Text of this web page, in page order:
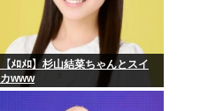
【ﾒﾛﾒﾛ】杉山結菜ちゃんとスイ
カwww